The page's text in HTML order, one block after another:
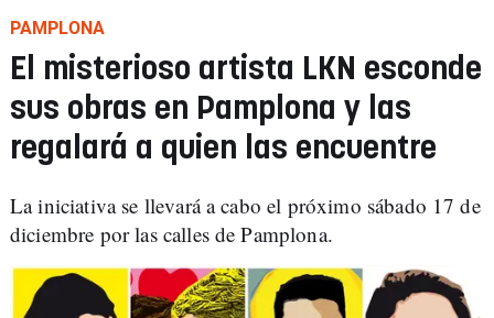
PAMPLONA
El misterioso artista LKN esconde
sus obras en Pamplona y las
regalará a quien las encuentre
La iniciativa se llevará a cabo el próximo sábado 17 de
diciembre por las calles de Pamplona.